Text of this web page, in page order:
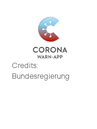
Credits:
Bundesregierung